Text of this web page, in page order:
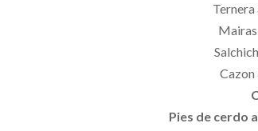
Ternera
Cazon
Pies de cerdo